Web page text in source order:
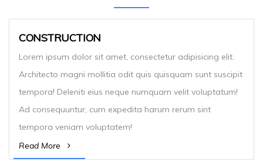
CONSTRUCTION
Lorem ipsum dolor sit amet, consectetur adipisicing elit.
Architecto magni mollitia odit quis quisquam sunt suscipit
tempora! Deleniti eius neque numquam velit voluptatum!
Ad consequuntur, cum expedita harum rerum sint
tempora veniam voluptatem!
Read More